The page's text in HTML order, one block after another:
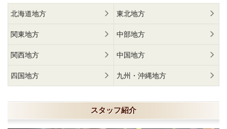
北海道地方 東北地方
関東地方 中部地方
関西地方 中国地方
四国地方 九州・沖縄地方
スタッフ紹介